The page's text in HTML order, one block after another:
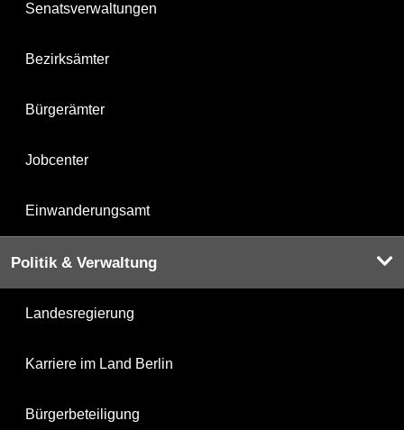
Senatsverwaltungen
Bezirksämter
Bürgerämter
Jobcenter
Einwanderungsamt
Politik & Verwaltung
Landesregierung
Karriere im Land Berlin
Bürgerbeteiligung